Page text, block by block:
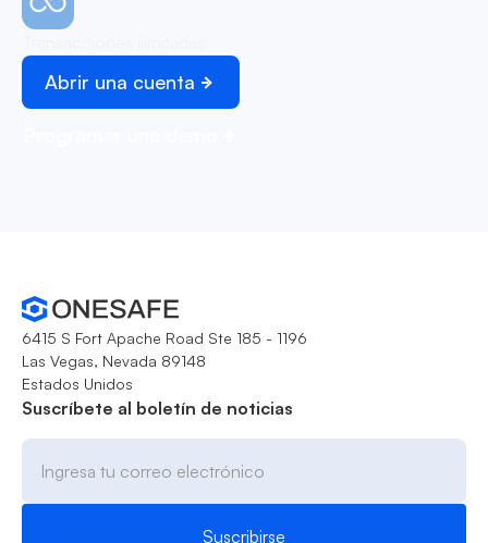
Abrir una cuenta
6415 S Fort Apache Road Ste 185 - 1196
Las Vegas, Nevada 89148
Estados Unidos
Suscríbete al boletín de noticias